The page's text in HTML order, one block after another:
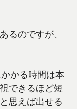
るのですが、
かる時間は本
できるほど短
思えば出せる